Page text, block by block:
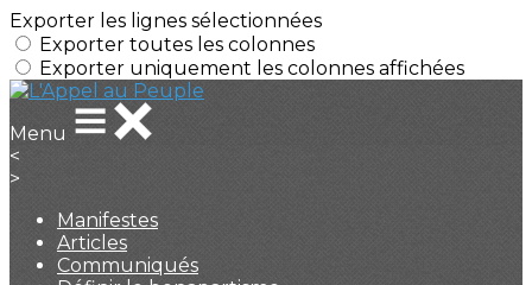
Exporter les lignes sélectionnées
Exporter toutes les colonnes
Exporter uniquement les colonnes affichées
Menu
<
>
Manifestes
Articles
Communiqués